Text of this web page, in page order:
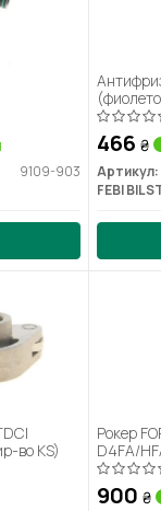
9109-903
DW/
466 ₴
Артикул:
во KS)
Рокер
D4FA/
900 ₴